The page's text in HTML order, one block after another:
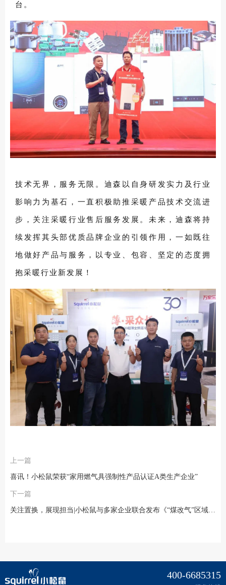
台。
技术无界，服务无限。迪森以自身研发实力及行业
影响力为基石，一直积极助推采暖产品技术交流进
步，关注采暖行业售后服务发展。未来，迪森将持
续发挥其头部优质品牌企业的引领作用，一如既往
地做好产品与服务，以专业、包容、坚定的态度拥
抱采暖行业新发展！
上一篇
喜讯！小松鼠荣获“家用燃气具强制性产品认证A类生产企业”
下一篇
400-6685315